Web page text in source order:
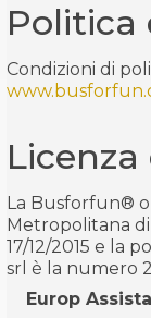
Politica
Condizioni di
La Busforfun®
Metropolitana di
17/12/2015 e la
srl è la numero
Europ